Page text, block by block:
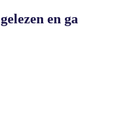
gelezen en ga